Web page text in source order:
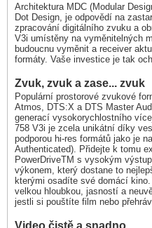
Architektura MDC (Modular
Dot Design, je odpovědí na
zpracování digitálního zvuku a
V3i umístěny na vyměnitelných
budoucnu vyměnit a receiver
formáty. Vaše investice je tak
Zvuk, zvuk a zase... zvuk
Populární prostorové zvukové
Atmos, DTS:X a DTS Master
generací vysokorychlostního
758 V3i je zcela unikátní díky
podporou hi-res formátů jako je
Authenticated). Přidejte k tomu
PowerDriveTM s vysokým
výkonem, který dostane to
kterými osadíte své domácí
velkou hloubkou, jasností a
jestli si pouštíte film nebo
Video čistě a snadno